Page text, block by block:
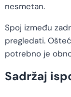
nesmetan.
Spoj između
pregledati.
potrebno je
Sadržaj